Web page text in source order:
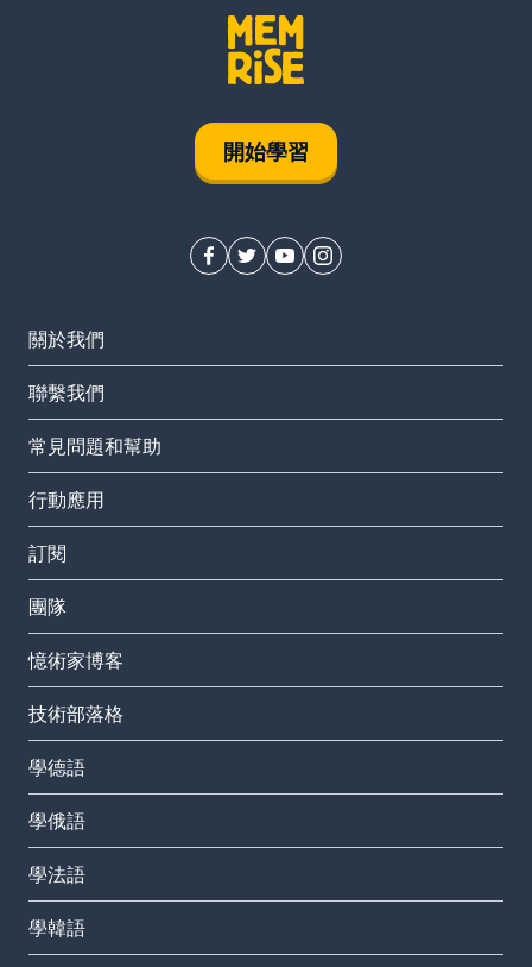
開始學習
關於我們
聯繫我們
常見問題和幫助
行動應用
訂閱
團隊
憶術家博客
技術部落格
學德語
學俄語
學法語
學韓語